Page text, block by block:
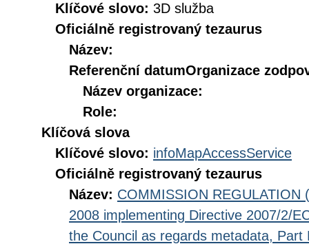
Klíčové slovo: 3D služba
Oficiálně registrovaný tezaurus
Název:
Referenční datumOrganizace
Název organizace:
Role:
Klíčová slova
Klíčové slovo: infoMapAccessService
Oficiálně registrovaný tezaurus
Název: COMMISSION REGULATION
2008 implementing Directive 2007/2/
the Council as regards metadata,